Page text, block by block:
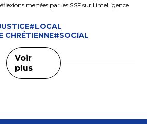
menées par les SSF sur l'intelligence
#LOCAL
CHRÉTIENNE#SOCIAL
Voir
plus